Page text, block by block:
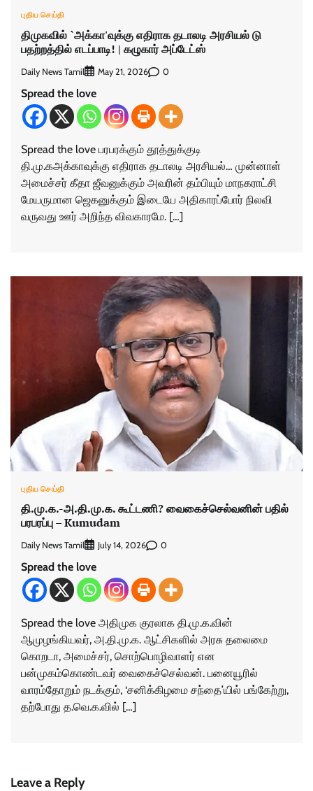
புதிய செய்தி
திமுகவில் `அக்கா'வுக்கு எதிராக தடாலடி அரசியல் டு
பதற்றத்தில் எடப்பாடி!‌ | கழுகார் அப்டேட்ஸ்
Daily News Tamil May 21, 2026 0
Spread the love
Spread the love பரபரக்கும் தூத்துக்குடி
தி.மு.கஅக்காவுக்கு எதிராக தடாலடி அரசியல்… முன்னாள்
அமைச்சர் கீதா ஜீவனுக்கும் அவரின் தம்பியும் மாநகராட்சி
மேயருமான ஜெகனுக்கும் இடையே அதிகாரப்போர் நிலவி
வருவது ஊர் அறிந்த விவகாரமே. […]
புதிய செய்தி
தி.மு.க.-அ.தி.மு.க. கூட்டணி? வைகைச்செல்வனின் பதில்
பரபரப்பு – Kumudam
Daily News Tamil July 14, 2026 0
Spread the love
Spread the love அதிமுக குரலாக தி.மு.க.வின்
ஆமுழங்கியவர், அ.தி.மு.க. ஆட்சிகளில் அரசு தலைமை
கொறடா, அமைச்சர், சொற்பொழிவாளர் என
பன்முகம்கொண்டவர் வைகைச்செல்வன். பனையூரில்
வாரம்தோறும் நடக்கும், ‘சனிக்கிழமை சந்தை’யில் பங்கேற்று,
தற்போது த.வெ.க.வில் […]
Leave a Reply